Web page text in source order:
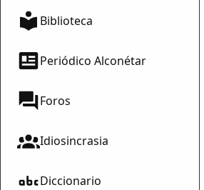
Biblioteca
Periódico Alconétar
Foros
Idiosincrasia
Diccionario